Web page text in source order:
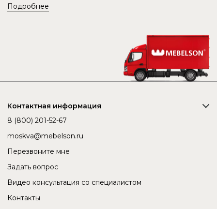
Подробнее
Контактная информация
8 (800) 201-52-67
moskva@mebelson.ru
Перезвоните мне
Задать вопрос
Видео консультация со специалистом
Контакты